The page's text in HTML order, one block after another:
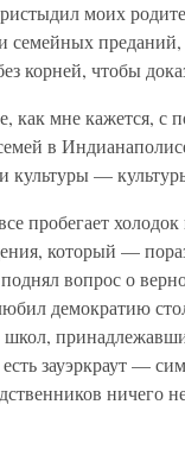
моих
семейных
корней, чтобы
как мне кажется, с
в
культуры —
пробегает
который —
вопрос о
демократию
школ,
зауэркраут —
ничего